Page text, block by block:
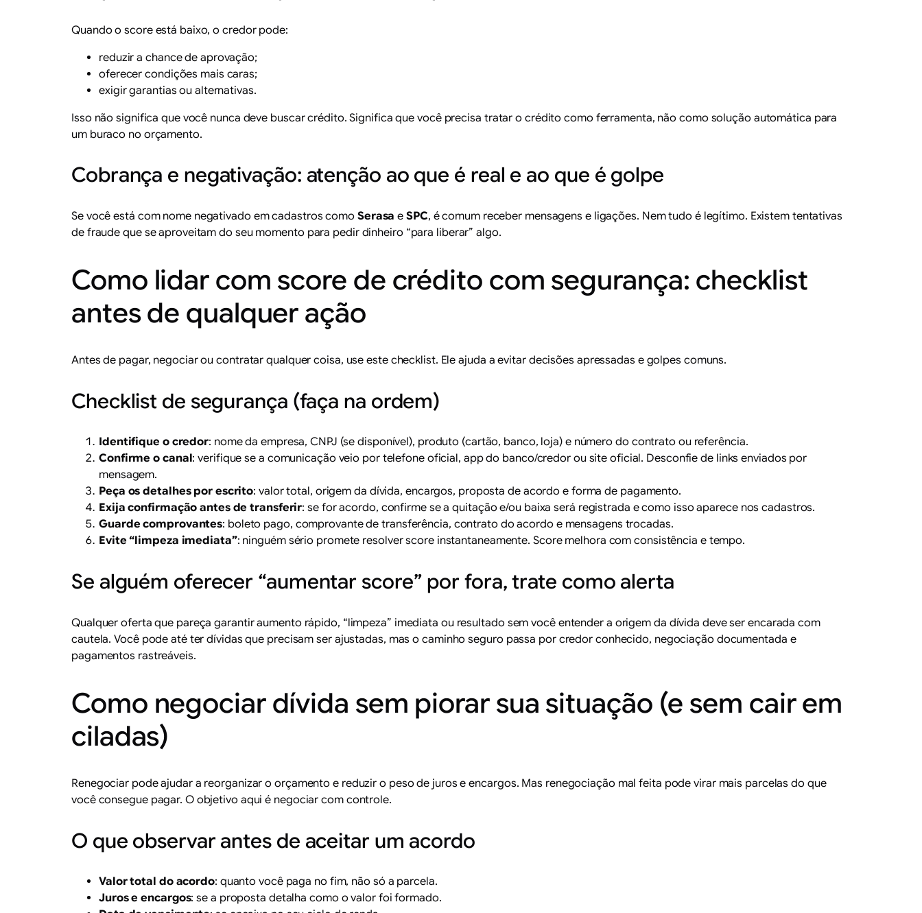
Quando o score está baixo, o credor pode:
reduzir a chance de aprovação;
oferecer condições mais caras;
exigir garantias ou alternativas.
Isso não significa que você nunca deve buscar crédito. Significa que você precisa tratar o crédito como ferramenta, não como solução automática para
um buraco no orçamento.
Cobrança e negativação: atenção ao que é real e ao que é golpe
Se você está com nome negativado em cadastros como Serasa eSPC, é comum receber mensagens e ligações. Nem tudo é legítimo. Existem tentativas
de fraude que se aproveitam do seu momento para pedir dinheiro “para liberar” algo.
Como lidar com score de crédito com segurança: checklist
antes de qualquer ação
Antes de pagar, negociar ou contratar qualquer coisa, use este checklist. Ele ajuda a evitar decisões apressadas e golpes comuns.
Checklist de segurança (faça na ordem)
Identifique o credor: nome da empresa, CNPJ (se disponível), produto (cartão, banco, loja) e número do contrato ou referência.
Confirme o canal: verifique se a comunicação veio por telefone oficial, app do banco/credor ou site oficial. Desconfie de links enviados por
mensagem.
Peça os detalhes por escrito: valor total, origem da dívida, encargos, proposta de acordo e forma de pagamento.
Exija confirmação antes de transferir: se for acordo, confirme se a quitação e/ou baixa será registrada e como isso aparece nos cadastros.
Guarde comprovantes: boleto pago, comprovante de transferência, contrato do acordo e mensagens trocadas.
Evite “limpeza imediata”: ninguém sério promete resolver score instantaneamente. Score melhora com consistência e tempo.
Se alguém oferecer “aumentar score” por fora, trate como alerta
Qualquer oferta que pareça garantir aumento rápido, “limpeza” imediata ou resultado sem você entender a origem da dívida deve ser encarada com
cautela. Você pode até ter dívidas que precisam ser ajustadas, mas o caminho seguro passa por credor conhecido, negociação documentada e
pagamentos rastreáveis.
Como negociar dívida sem piorar sua situação (e sem cair em
ciladas)
Renegociar pode ajudar a reorganizar o orçamento e reduzir o peso de juros e encargos. Mas renegociação mal feita pode virar mais parcelas do que
você consegue pagar. O objetivo aqui é negociar com controle.
O que observar antes de aceitar um acordo
Valor total do acordo: quanto você paga no fim, não só a parcela.
Juros e encargos: se a proposta detalha como o valor foi formado.